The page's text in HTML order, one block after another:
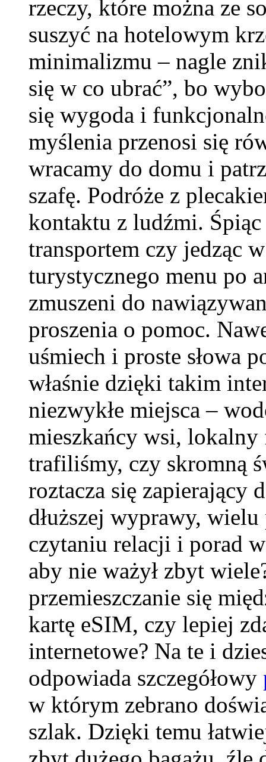
rzeczy, które można ze
suszyć na hotelowym
minimalizmu – nagle
się w co ubrać”, bo
się wygoda i
myślenia przenosi się
wracamy do domu i
szafę. Podróże z
kontaktu z ludźmi.
transportem czy jedząc
turystycznego menu po
zmuszeni do
proszenia o pomoc.
uśmiech i proste słowa
właśnie dzięki takim
niezwykłe miejsca –
mieszkańcy wsi,
trafiliśmy, czy skromną
roztacza się zapierający
dłuższej wyprawy,
czytaniu relacji i porad
aby nie ważył zbyt
przemieszczanie się
kartę eSIM, czy lepiej
internetowe? Na te i
odpowiada szczegółowy
w którym zebrano
szlak. Dzięki temu